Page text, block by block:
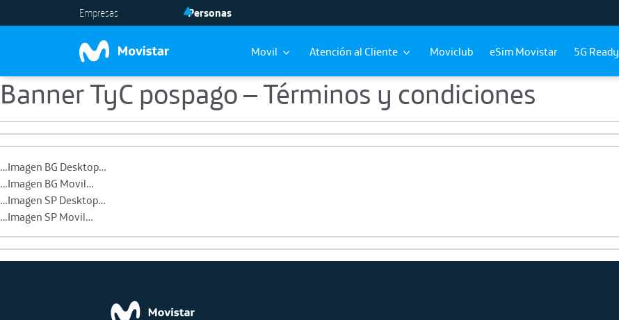
Skip to main content
Empresas Personas
Movil Atención al Cliente Moviclub eSim Movistar 5G Ready
Banner TyC pospago – Términos y condiciones
…Imagen BG Desktop…
…Imagen BG Movil…
…Imagen SP Desktop…
…Imagen SP Movil…